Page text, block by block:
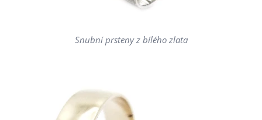
Snubní prsteny z bílého zlata